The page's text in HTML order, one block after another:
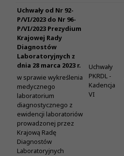
Uchwały od Nr 92-
P/VI/2023 do Nr 96-
P/VI/2023 Prezydium
Krajowej Rady
Diagnostów
Laboratoryjnych z
dnia 28 marca 2023 r.
w sprawie wykreślenia
medycznego
laboratorium
diagnostycznego z
ewidencji laboratoriów
prowadzonej przez
Krajową Radę
Diagnostów
Laboratoryjnych
Uchwały
PKRDL -
Kadencja
VI